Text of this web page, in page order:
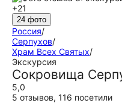
+21
24 фото
Россия/
Серпухов/
Храм Всех Святых/
Экскурсия
Сокровища
5,0
5 отзывов, 116 посетили